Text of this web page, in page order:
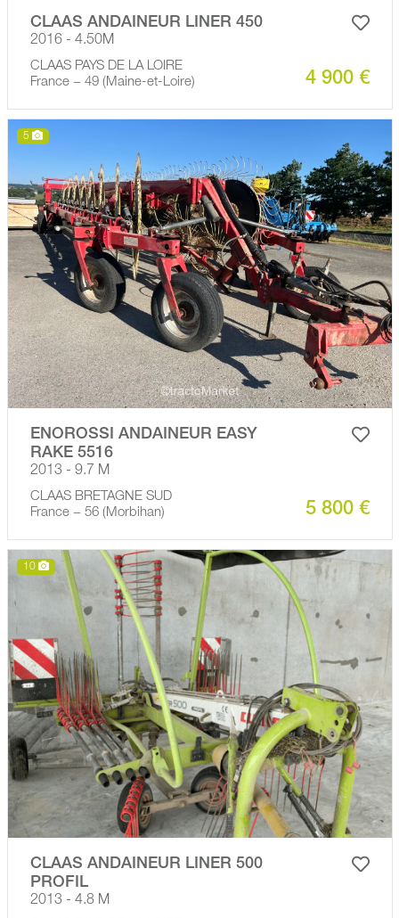
CLAAS ANDAINEUR LINER 450
2016 - 4.50M
CLAAS PAYS DE LA LOIRE
France − 49 (Maine-et-Loire)
4 900 €
5
ENOROSSI ANDAINEUR EASY
RAKE 5516
2013 - 9.7 M
CLAAS BRETAGNE SUD
France − 56 (Morbihan)
5 800 €
10
CLAAS ANDAINEUR LINER 500
PROFIL
2013 - 4.8 M